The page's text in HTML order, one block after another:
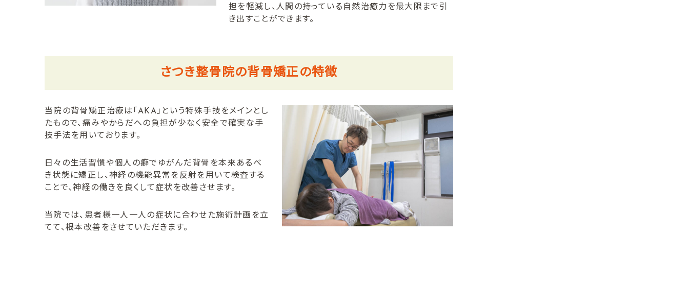
担を軽減し、人間の持っている自然治癒力を最大限まで引
き出すことができます。
さつき整骨院の背骨矯正の特徴
当院の背骨矯正治療は「AKA」という特殊手技をメインとし
たもので、痛みやからだへの負担が少なく安全で確実な手
技手法を用いております。
日々の生活習慣や個人の癖でゆがんだ背骨を本来あるべ
き状態に矯正し、神経の機能異常を反射を用いて検査する
ことで、神経の働きを良くして症状を改善させます。
当院では、患者様一人一人の症状に合わせた施術計画を立
てて、根本改善をさせていただきます。